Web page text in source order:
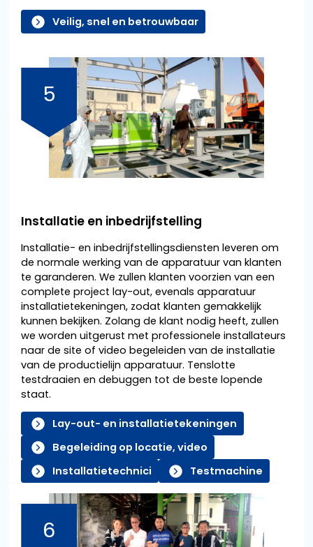
Veilig, snel en betrouwbaar
5
Installatie en inbedrijfstelling
Installatie- en inbedrijfstellingsdiensten leveren om
de normale werking van de apparatuur van klanten
te garanderen. We zullen klanten voorzien van een
complete project lay-out, evenals apparatuur
installatietekeningen, zodat klanten gemakkelijk
kunnen bekijken. Zolang de klant nodig heeft, zullen
we worden uitgerust met professionele installateurs
naar de site of video begeleiden van de installatie
van de productielijn apparatuur. Tenslotte
testdraaien en debuggen tot de beste lopende
staat.
Lay-out- en installatietekeningen
Begeleiding op locatie, video
Installatietechnici
Testmachine
6